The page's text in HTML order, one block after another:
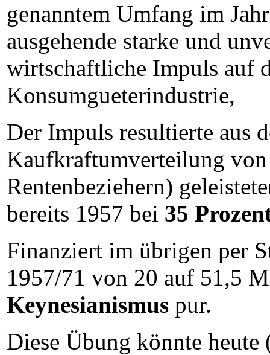
genanntem Umfang im
ausgehende starke und
wirtschaftliche Impuls auf
Konsumgueterindustrie,
Der Impuls resultierte aus
Kaufkraftumverteilung
Rentenbeziehern)
bereits 1957 bei 35
Finanziert im übrigen per
1957/71 von 20 auf 51,5
Keynesianismus pur.
Diese Übung könnte heute